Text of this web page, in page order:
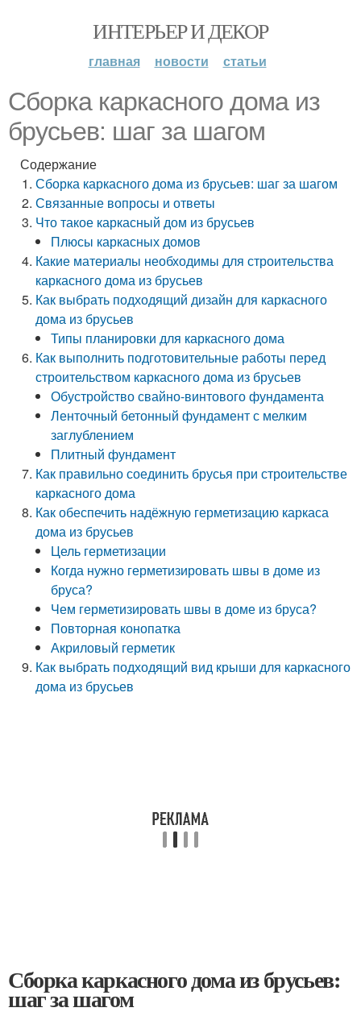
ИНТЕРЬЕР И ДЕКОР
главная новости статьи
Сборка каркасного дома из
брусьев: шаг за шагом
Содержание
Сборка каркасного дома из брусьев: шаг за шагом
Связанные вопросы и ответы
Что такое каркасный дом из брусьев
Плюсы каркасных домов
Какие материалы необходимы для строительства
каркасного дома из брусьев
Как выбрать подходящий дизайн для каркасного
дома из брусьев
Типы планировки для каркасного дома
Как выполнить подготовительные работы перед
строительством каркасного дома из брусьев
Обустройство свайно-винтового фундамента
Ленточный бетонный фундамент с мелким
заглублением
Плитный фундамент
Как правильно соединить брусья при строительстве
каркасного дома
Как обеспечить надёжную герметизацию каркаса
дома из брусьев
Цель герметизации
Когда нужно герметизировать швы в доме из
бруса?
Чем герметизировать швы в доме из бруса?
Повторная конопатка
Акриловый герметик
Как выбрать подходящий вид крыши для каркасного
дома из брусьев
Сборка каркасного дома из брусьев:
шаг за шагом